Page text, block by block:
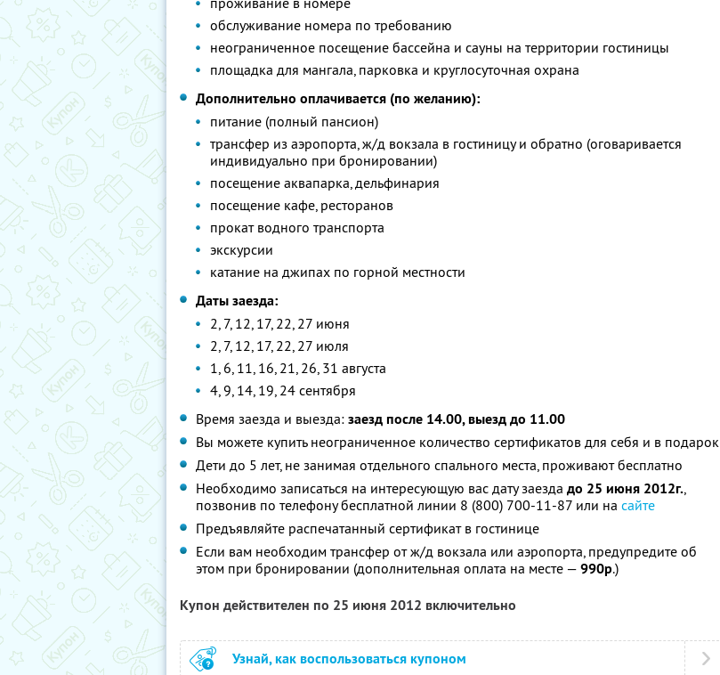
обслуживание номера по требованию
неограниченное посещение бассейна и сауны на территории гостиницы
площадка для мангала, парковка и круглосуточная охрана
Дополнительно оплачивается (по желанию):
питание (полный пансион)
трансфер из аэропорта, ж/д вокзала в гостиницу и обратно (оговаривается
индивидуально при бронировании)
посещение аквапарка, дельфинария
посещение кафе, ресторанов
прокат водного транспорта
экскурсии
катание на джипах по горной местности
Даты заезда:
2, 7, 12, 17, 22, 27 июня
2, 7, 12, 17, 22, 27 июля
1, 6, 11, 16, 21, 26, 31 августа
4, 9, 14, 19, 24 сентября
Время заезда и выезда: заезд после 14.00, выезд до 11.00
Вы можете купить неограниченное количество сертификатов для себя и в подарок
Дети до 5 лет, не занимая отдельного спального места, проживают бесплатно
Необходимо записаться на интересующую вас дату заезда до 25 июня 2012г.,
позвонив по телефону бесплатной линии 8 (800) 700-11-87 или на сайте
Предъявляйте распечатанный сертификат в гостинице
Если вам необходим трансфер от ж/д вокзала или аэропорта, предупредите об
этом при бронировании (дополнительная оплата на месте — 990р.)
Купон действителен по 25 июня 2012 включительно
Узнай, как воспользоваться купоном